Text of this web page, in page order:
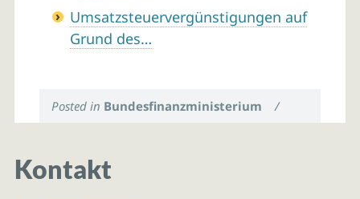
Umsatzsteuervergünstigungen auf
Grund des…
Posted in Bundesfinanzministerium /
Kontakt